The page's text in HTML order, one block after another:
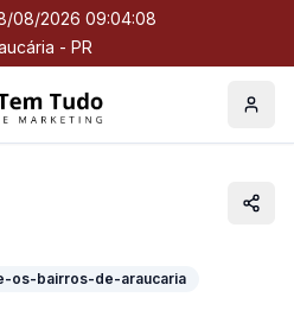
08/2026 09:04:08
- PR
Perfil
os-bairros-de-araucaria